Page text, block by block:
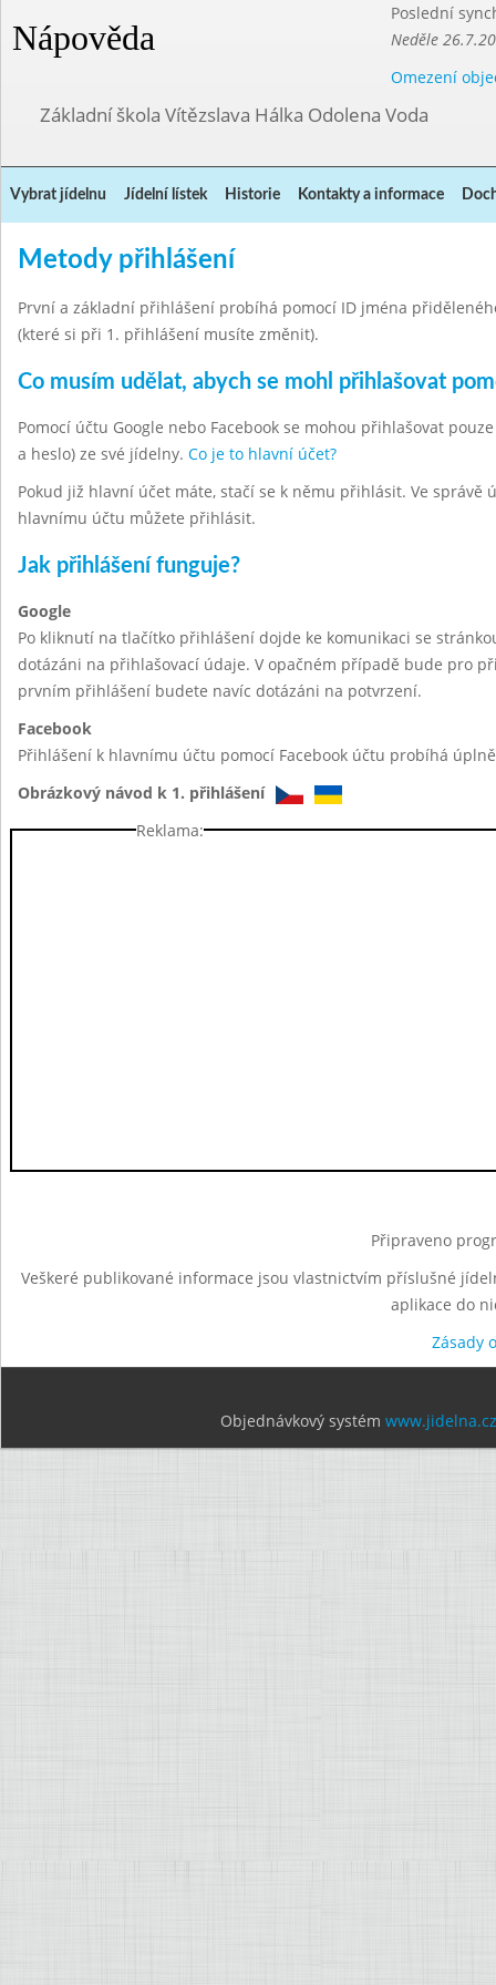
Nápověda
Poslední
Neděle
Omezení
Základní škola Vítězslava Hálka Odolena Voda
Vybrat jídelnu Jídelní lístek Historie Kontakty a informace
Metody přihlášení
První a základní přihlášení probíhá pomocí ID jména
(které si při 1. přihlášení musíte změnit).
Co musím udělat, abych se mohl přihlašovat
Pomocí účtu Google nebo Facebook se mohou přihlašovat
a heslo) ze své jídelny. Co je to hlavní účet?
Pokud již hlavní účet máte, stačí se k němu přihlásit. Ve
hlavnímu účtu můžete přihlásit.
Jak přihlášení funguje?
Google
Po kliknutí na tlačítko přihlášení dojde ke komunikaci se
dotázáni na přihlašovací údaje. V opačném případě bude pro
prvním přihlášení budete navíc dotázáni na potvrzení.
Facebook
Přihlášení k hlavnímu účtu pomocí Facebook účtu probíhá
Obrázkový návod k 1. přihlášení
Reklama:
Připraveno
Veškeré publikované informace jsou vlastnictvím příslušné
aplikace do
Zásady
Objednávkový systém www.jidelna.cz